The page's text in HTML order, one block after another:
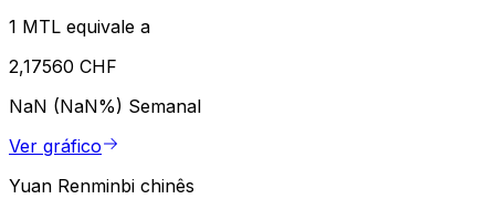
1 MTL equivale a
2,17560 CHF
NaN (NaN%) Semanal
Ver gráfico
Yuan Renminbi chinês